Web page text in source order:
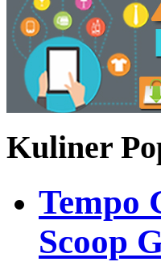
Kuliner
Tempo
Scoop